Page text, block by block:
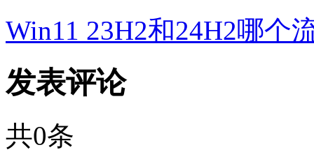
Win11 23H2和24H2哪个
发表评论
共0条